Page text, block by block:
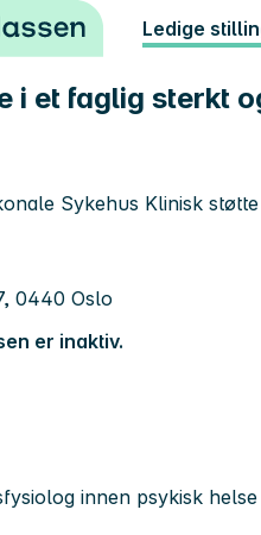
Ledige
i et faglig sterkt
Sykehus Klinisk
0440 Oslo
er inaktiv.
innen psykisk